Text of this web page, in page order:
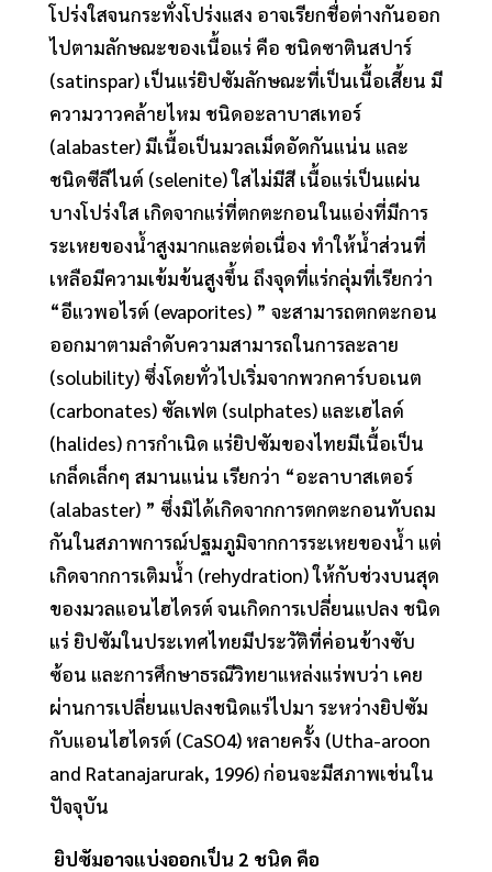
โปร่งใสจนกระทั่งโปร่งแสง อาจเรียกชื่อต่างกันออก
ไปตามลักษณะของเนื้อแร่ คือ ชนิดซาตินสปาร์
(satinspar) เป็นแร่ยิปซัมลักษณะที่เป็นเนื้อเสี้ยน มี
ความวาวคล้ายไหม ชนิดอะลาบาสเทอร์
(alabaster) มีเนื้อเป็นมวลเม็ดอัดกันแน่น และ
ชนิดซีลีไนต์ (selenite) ใสไม่มีสี เนื้อแร่เป็นแผ่น
บางโปร่งใส เกิดจากแร่ที่ตกตะกอนในแอ่งที่มีการ
ระเหยของน้ำสูงมากและต่อเนื่อง ทำให้น้ำส่วนที่
เหลือมีความเข้มข้นสูงขึ้น ถึงจุดที่แร่กลุ่มที่เรียกว่า
“อีแวพอไรต์ (evaporites) ” จะสามารถตกตะกอน
ออกมาตามลำดับความสามารถในการละลาย
(solubility) ซึ่งโดยทั่วไปเริ่มจากพวกคาร์บอเนต
(carbonates) ซัลเฟต (sulphates) และเฮไลด์
(halides) การกำเนิด แร่ยิปซัมของไทยมีเนื้อเป็น
เกล็ดเล็กๆ สมานแน่น เรียกว่า “อะลาบาสเตอร์
(alabaster) ” ซึ่งมิได้เกิดจากการตกตะกอนทับถม
กันในสภาพการณ์ปฐมภูมิจากการระเหยของน้ำ แต่
เกิดจากการเติมน้ำ (rehydration) ให้กับช่วงบนสุด
ของมวลแอนไฮไดรต์ จนเกิดการเปลี่ยนแปลง ชนิด
แร่ ยิปซัมในประเทศไทยมีประวัติที่ค่อนข้างซับ
ซ้อน และการศึกษาธรณีวิทยาแหล่งแร่พบว่า เคย
ผ่านการเปลี่ยนแปลงชนิดแร่ไปมา ระหว่างยิปซัม
กับแอนไฮไดรต์ (CaSO4) หลายครั้ง (Utha-aroon
and Ratanajarurak, 1996) ก่อนจะมีสภาพเช่นใน
ปัจจุบัน
ยิปซัมอาจแบ่งออกเป็น 2 ชนิด คือ